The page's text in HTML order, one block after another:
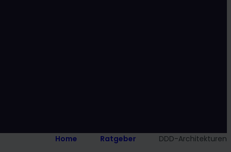
Home Ratgeber DDD-Architekturen